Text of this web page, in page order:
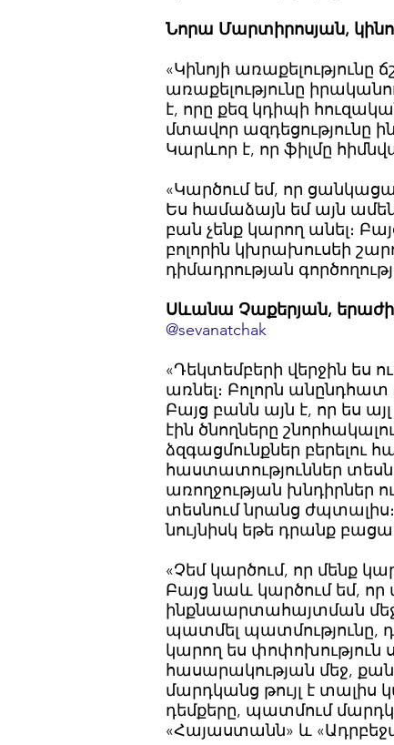
Նորա Մարտիրոսյան,
«Կինոյի առաքելությունը
առաքելությունը
է, որը քեզ կդիպի
մտավոր ազդեցությունը
Կարևոր է, որ ֆիլմը
«Կարծում եմ, որ
Ես համաձայն եմ այն
բան չենք կարող անել։
բոլորին կխրախուսեի
դիմադրության
Սևանա Չաքերյան,
@sevanatchak
«Դեկտեմբերի վերջին ես
առնել։ Բոլորն
Բայց բանն այն է, որ ես
էին ծնողները
ձզգացմունքներ բերելու
հաստատություններ
առողջության խնդիրներ
տեսնում նրանց ժպտալիս։
նույնիսկ եթե դրանք
«Չեմ կարծում, որ մենք
Բայց նաև կարծում եմ, որ
ինքնաարտահայտման մեջ։
պատմել պատմությունը,
կարող ես
հասարակության մեջ,
մարդկանց թույլ է տալիս
դեմքերը, պատմում
«Հայաստանն» և